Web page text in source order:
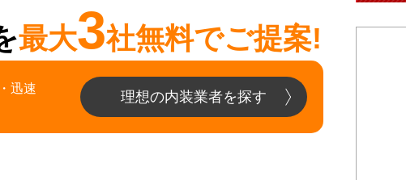
最大3社無料でご提案!
迅速
理想の内装業者を探す